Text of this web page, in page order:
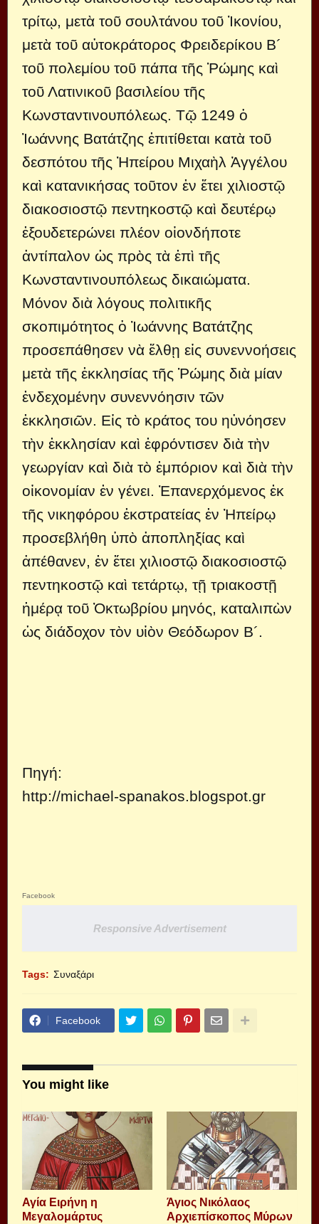
τρίτῳ, μετὰ τοῦ σουλτάνου τοῦ Ἰκονίου,
μετὰ τοῦ αὐτοκράτορος Φρειδερίκου Β´
τοῦ πολεμίου τοῦ πάπα τῆς Ῥώμης καὶ
τοῦ Λατινικοῦ βασιλείου τῆς
Κωνσταντινουπόλεως. Τῷ 1249 ὁ
Ἰωάννης Βατάτζης ἐπιτίθεται κατὰ τοῦ
δεσπότου τῆς Ἠπείρου Μιχαὴλ Ἀγγέλου
καὶ κατανικήσας τοῦτον ἐν ἔτει χιλιοστῷ
διακοσιοστῷ πεντηκοστῷ καὶ δευτέρῳ
ἐξουδετερώνει πλέον οἱονδήποτε
ἀντίπαλον ὡς πρὸς τὰ ἐπὶ τῆς
Κωνσταντινουπόλεως δικαιώματα.
Μόνον διὰ λόγους πολιτικῆς
σκοπιμότητος ὁ Ἰωάννης Βατάτζης
προσεπάθησεν νὰ ἔλθῃ εἰς συνεννοήσεις
μετὰ τῆς ἐκκλησίας τῆς Ῥώμης διὰ μίαν
ἐνδεχομένην συνεννόησιν τῶν
ἐκκλησιῶν. Εἰς τὸ κράτος του ηὐνόησεν
τὴν ἐκκλησίαν καὶ ἐφρόντισεν διὰ τὴν
γεωργίαν καὶ διὰ τὸ ἐμπόριον καὶ διὰ τὴν
οἰκονομίαν ἐν γένει. Ἐπανερχόμενος ἐκ
τῆς νικηφόρου ἐκστρατείας ἐν Ἠπείρῳ
προσεβλήθη ὑπὸ ἀποπληξίας καὶ
ἀπέθανεν, ἐν ἔτει χιλιοστῷ διακοσιοστῷ
πεντηκοστῷ καὶ τετάρτῳ, τῇ τριακοστῇ
ἡμέρᾳ τοῦ Ὀκτωβρίου μηνός, καταλιπὼν
ὡς διάδοχον τὸν υἱὸν Θεόδωρον Β´.
Πηγή:
http://michael-spanakos.blogspot.gr
Facebook
Responsive Advertisement
Tags: Συναξάρι
Facebook
You might like
Αγία Ειρήνη η
Μεγαλομάρτυς
Άγιος Νικόλαος
Αρχιεπίσκοπος Μύρων